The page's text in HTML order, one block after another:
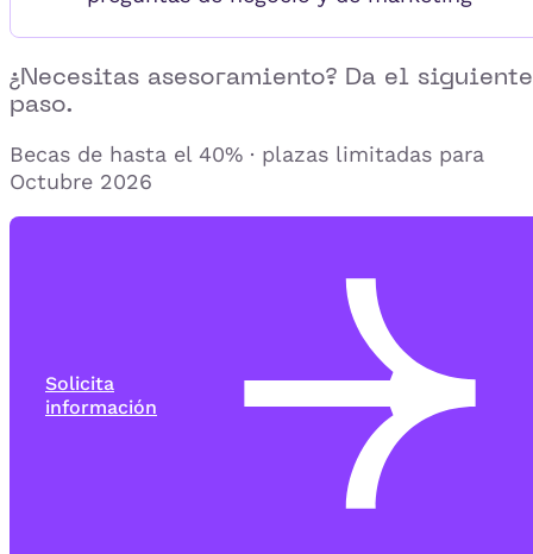
¿Necesitas asesoramiento? Da el siguiente
paso.
Becas de hasta el 40% · plazas limitadas para
Octubre 2026
Solicita
información